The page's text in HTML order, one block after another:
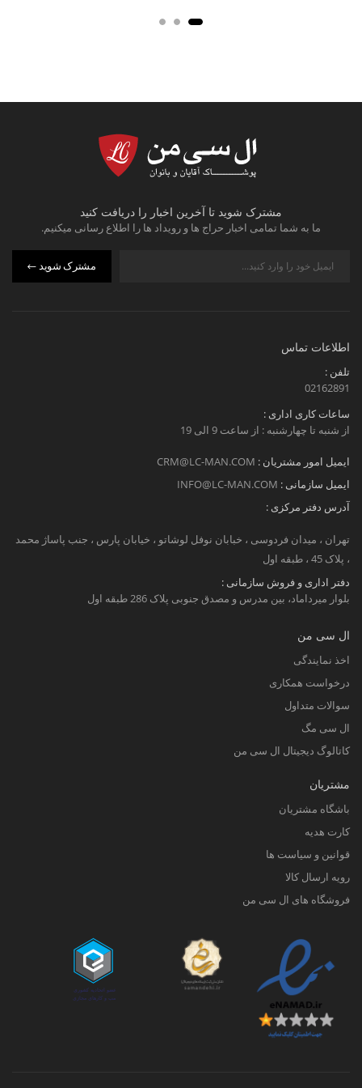
مشترک شوید تا آخرین اخبار را دریافت کنید
ما به شما تمامی اخبار حراج ها و رویداد ها را اطلاع رسانی میکنیم.
مشترک شوید
اطلاعات تماس
تلفن :
02162891
ساعات کاری اداری :
از شنبه تا چهارشنبه : از ساعت 9 الی 19
ایمیل امور مشتریان : CRM@LC-MAN.COM
ایمیل سازمانی : INFO@LC-MAN.COM
آدرس دفتر مرکزی :
تهران ، میدان فردوسی ، خبابان نوفل لوشاتو ، خیابان پارس ، جنب پاساژ محمد
، پلاک 45 ، طبقه اول
دفتر اداری و فروش سازمانی :
بلوار میرداماد، بین مدرس و مصدق جنوبی پلاک 286 طبقه اول
ال سی من
اخذ نمایندگی
درخواست همکاری
سوالات متداول
ال سی مگ
کاتالوگ دیجیتال ال سی من
مشتریان
باشگاه مشتریان
کارت هدیه
قوانین و سیاست ها
رویه ارسال کالا
فروشگاه های ال سی من